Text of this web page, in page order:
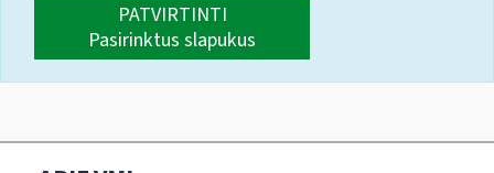
PATVIRTINTI
Pasirinktus slapukus